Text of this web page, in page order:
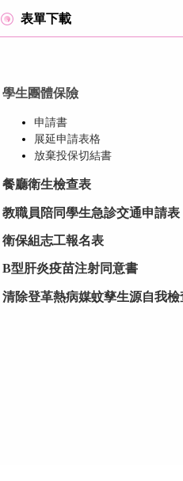
表單下載
學生團體保險
申請書
展延申請表格
放棄投保切結書
餐廳衛生檢查表
教職員陪同學生急診交通申請表
衛保組志工報名表
B型肝炎疫苗注射同意書
清除登革熱病媒蚊孳生源自我檢